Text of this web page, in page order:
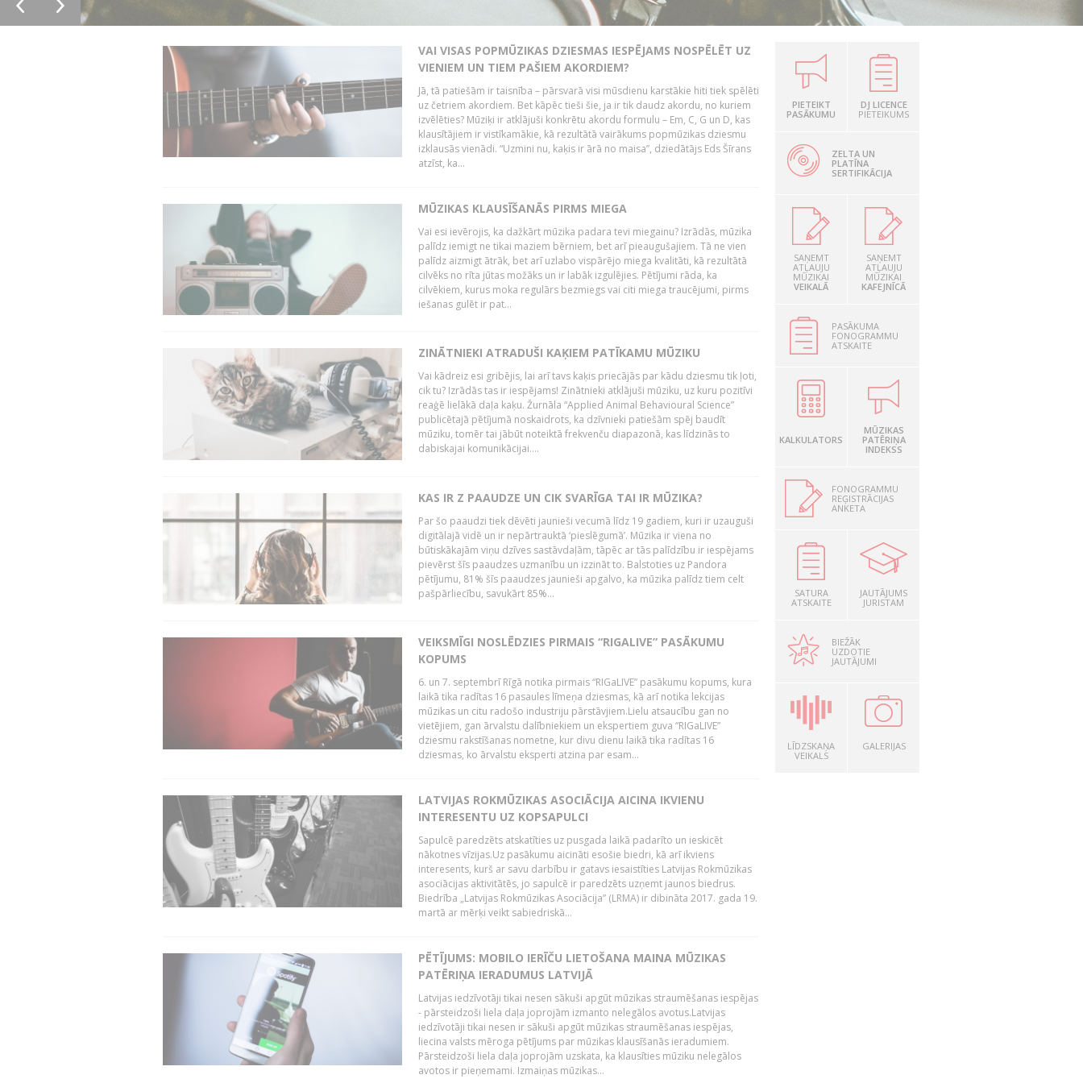
VAI VISAS POPMŪZIKAS DZIESMAS IESPĒJAMS NOSPĒLĒT UZ
VIENIEM UN TIEM PAŠIEM AKORDIEM?
Jā, tā patiešām ir taisnība – pārsvarā visi mūsdienu karstākie hiti tiek spēlēti
uz četriem akordiem. Bet kāpēc tieši šie, ja ir tik daudz akordu, no kuriem
izvēlēties? Mūziķi ir atklājuši konkrētu akordu formulu – Em, C, G un D, kas
klausītājiem ir vistīkamākie, kā rezultātā vairākums popmūzikas dziesmu
izklausās vienādi. “Uzmini nu, kaķis ir ārā no maisa”, dziedātājs Eds Šīrans
atzīst, ka...
MŪZIKAS KLAUSĪŠANĀS PIRMS MIEGA
Vai esi ievērojis, ka dažkārt mūzika padara tevi miegainu? Izrādās, mūzika
palīdz iemigt ne tikai maziem bērniem, bet arī pieaugušajiem. Tā ne vien
palīdz aizmigt ātrāk, bet arī uzlabo vispārējo miega kvalitāti, kā rezultātā
cilvēks no rīta jūtas možāks un ir labāk izgulējies. Pētījumi rāda, ka
cilvēkiem, kurus moka regulārs bezmiegs vai citi miega traucējumi, pirms
iešanas gulēt ir pat...
ZINĀTNIEKI ATRADUŠI KAĶIEM PATĪKAMU MŪZIKU
Vai kādreiz esi gribējis, lai arī tavs kaķis priecājās par kādu dziesmu tik ļoti,
cik tu? Izrādās tas ir iespējams! Zinātnieki atklājuši mūziku, uz kuru pozitīvi
reaģē lielākā daļa kaķu. Žurnāla “Applied Animal Behavioural Science”
publicētajā pētījumā noskaidrots, ka dzīvnieki patiešām spēj baudīt
mūziku, tomēr tai jābūt noteiktā frekvenču diapazonā, kas līdzinās to
dabiskajai komunikācijai....
KAS IR Z PAAUDZE UN CIK SVARĪGA TAI IR MŪZIKA?
Par šo paaudzi tiek dēvēti jaunieši vecumā līdz 19 gadiem, kuri ir uzauguši
digitālajā vidē un ir nepārtrauktā ‘pieslēgumā’. Mūzika ir viena no
būtiskākajām viņu dzīves sastāvdaļām, tāpēc ar tās palīdzību ir iespējams
pievērst šīs paaudzes uzmanību un izzināt to. Balstoties uz Pandora
pētījumu, 81% šīs paaudzes jaunieši apgalvo, ka mūzika palīdz tiem celt
pašpārliecību, savukārt 85%...
VEIKSMĪGI NOSLĒDZIES PIRMAIS “RIGALIVE” PASĀKUMU
KOPUMS
6. un 7. septembrī Rīgā notika pirmais “RIGaLIVE” pasākumu kopums, kura
laikā tika radītas 16 pasaules līmeņa dziesmas, kā arī notika lekcijas
mūzikas un citu radošo industriju pārstāvjiem.Lielu atsaucību gan no
vietējiem, gan ārvalstu dalībniekiem un ekspertiem guva “RIGaLIVE”
dziesmu rakstīšanas nometne, kur divu dienu laikā tika radītas 16
dziesmas, ko ārvalstu eksperti atzina par esam...
LATVIJAS ROKMŪZIKAS ASOCIĀCIJA AICINA IKVIENU
INTERESENTU UZ KOPSAPULCI
Sapulcē paredzēts atskatīties uz pusgada laikā padarīto un ieskicēt
nākotnes vīzijas.Uz pasākumu aicināti esošie biedri, kā arī ikviens
interesents, kurš ar savu darbību ir gatavs iesaistīties Latvijas Rokmūzikas
asociācijas aktivitātēs, jo sapulcē ir paredzēts uzņemt jaunos biedrus.
Biedrība „Latvijas Rokmūzikas Asociācija” (LRMA) ir dibināta 2017. gada 19.
martā ar mērķi veikt sabiedriskā...
PĒTĪJUMS: MOBILO IERĪČU LIETOŠANA MAINA MŪZIKAS
PATĒRIŅA IERADUMUS LATVIJĀ
Latvijas iedzīvotāji tikai nesen sākuši apgūt mūzikas straumēšanas iespējas
- pārsteidzoši liela daļa joprojām izmanto nelegālos avotus.Latvijas
iedzīvotāji tikai nesen ir sākuši apgūt mūzikas straumēšanas iespējas,
liecina valsts mēroga pētījums par mūzikas klausīšanās ieradumiem.
Pārsteidzoši liela daļa joprojām uzskata, ka klausīties mūziku nelegālos
avotos ir pieņemami. Izmaiņas mūzikas...
PIETEIKT
PASĀKUMU
DJ LICENCE
PIETEIKUMS
ZELTA UN
PLATĪNA
SERTIFIKĀCIJA
SAŅEMT
ATĻAUJU
MŪZIKAI
VEIKALĀ
SAŅEMT
ATĻAUJU
MŪZIKAI
KAFEJNĪCĀ
PASĀKUMA
FONOGRAMMU
ATSKAITE
KALKULATORS
MŪZIKAS
PATĒRIŅA
INDEKSS
FONOGRAMMU
REĢISTRĀCIJAS
ANKETA
SATURA
ATSKAITE
JAUTĀJUMS
JURISTAM
BIEŽĀK
UZDOTIE
JAUTĀJUMI
LĪDZSKAŅA
VEIKALS
GALERIJAS